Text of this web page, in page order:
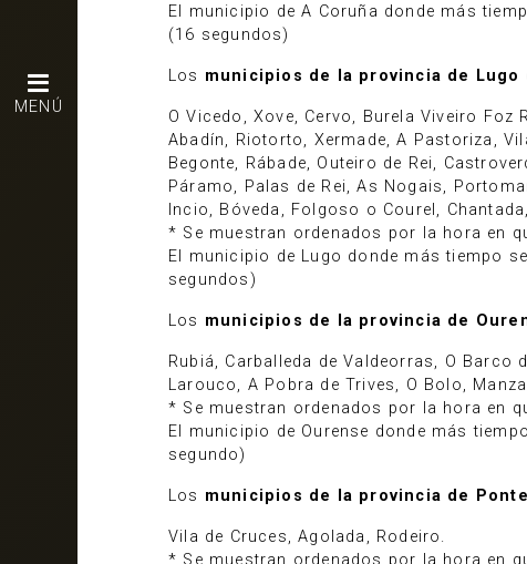
MENÚ
El municipio de A Coruña donde más
(16 segundos)
Los municipios de la provincia de
O Vicedo, Xove, Cervo, Burela Viveiro
Abadín, Riotorto, Xermade, A Pastoriza,
Begonte, Rábade, Outeiro de Rei,
Páramo, Palas de Rei, As Nogais,
Incio, Bóveda, Folgoso o Courel,
* Se muestran ordenados por la hora en
El municipio de Lugo donde más tiempo
segundos)
Los municipios de la provincia de
Rubiá, Carballeda de Valdeorras, O Barco
Larouco, A Pobra de Trives, O Bolo,
* Se muestran ordenados por la hora en
El municipio de Ourense donde más
segundo)
Los municipios de la provincia de
Vila de Cruces, Agolada, Rodeiro.
* Se muestran ordenados por la hora en